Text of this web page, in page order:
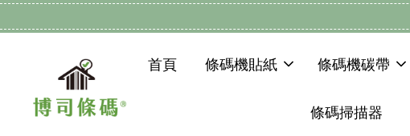
首頁 條碼機貼紙 條碼機碳帶
條碼掃描器